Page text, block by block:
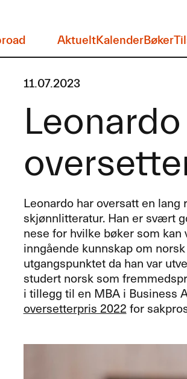
AktueltKalenderBøker
11.07.2023
Leonardo har oversatt en
skjønnlitteratur. Han er svært
nese for hvilke bøker som
inngående kunnskap om
utgangspunktet da han var
studert norsk som
i tillegg til en MBAi Business
oversetterpris 2022 for